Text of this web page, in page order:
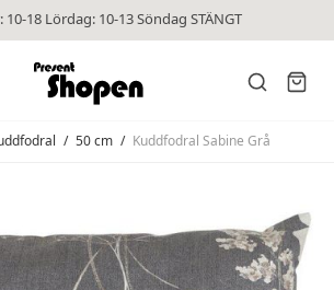
18 Lördag: 10-13 Söndag STÄNGT
/ 50 cm / Kuddfodral Sabine Grå